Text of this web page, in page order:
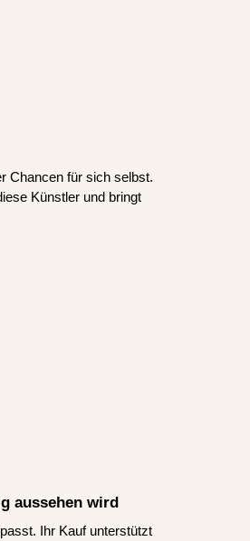
Chancen für sich selbst.
Künstler und bringt
aussehen wird
Ihr Kauf unterstützt